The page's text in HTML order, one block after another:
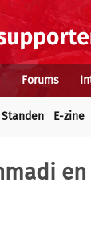
Forums
Standen E-zine